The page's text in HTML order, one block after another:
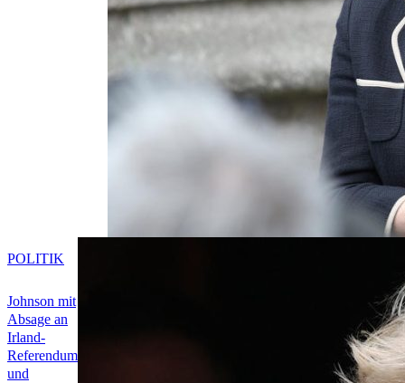
Johnson mit
Absage an
Irland-
Referendum
und
POLITIK